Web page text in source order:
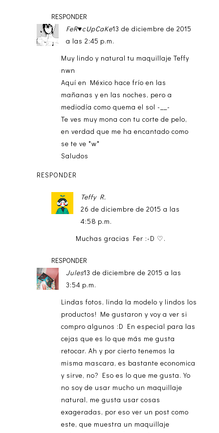
RESPONDER
FeR♥cUpCaKe13 de diciembre de 2015
a las 2:45 p.m.
Muy lindo y natural tu maquillaje Teffy
nwn
Aquí en México hace frío en las
mañanas y en las noches, pero a
mediodía como quema el sol -__-
Te ves muy mona con tu corte de pelo,
en verdad que me ha encantado como
se te ve *w*
Saludos
RESPONDER
Teffy R.
26 de diciembre de 2015 a las
4:58 p.m.
Muchas gracias Fer :-D ♡.
RESPONDER
Jules13 de diciembre de 2015 a las
3:54 p.m.
Lindas fotos, linda la modelo y lindos los
productos! Me gustaron y voy a ver si
compro algunos :D En especial para las
cejas que es lo que más me gusta
retocar. Ah y por cierto tenemos la
misma mascara, es bastante economica
y sirve, no? Eso es lo que me gusta. Yo
no soy de usar mucho un maquillaje
natural, me gusta usar cosas
exageradas, por eso ver un post como
este, que muestra un maquillaje